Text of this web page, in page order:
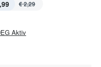
€ 2,29
Aktiv